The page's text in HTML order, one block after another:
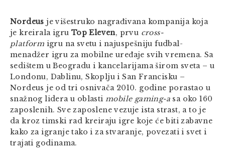
Nordeus je višestruko nagrađivana kompanija koja
je kreirala igru Top Eleven, prvu cross-
platform igru na svetu i najuspešniju fudbal-
menadžer igru za mobilne uređaje svih vremena. Sa
sedištem u Beogradu i kancelarijama širom sveta – u
Londonu, Dablinu, Skoplju i San Francisku –
Nordeus je od tri osnivača 2010. godine porastao u
snažnog lidera u oblasti mobile gaming-a sa oko 160
zaposlenih. Sve zaposlene vezuje ista strast, a to je
da kroz timski rad kreiraju igre koje će biti zabavne
kako za igranje tako i za stvaranje, povezati i svet i
trajati godinama.